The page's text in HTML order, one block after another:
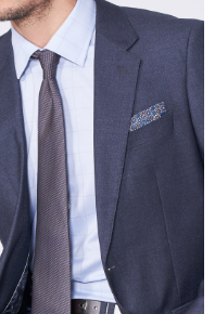
ini.